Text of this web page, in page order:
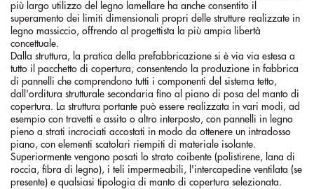
più largo utilizzo del legno lamellare ha anche consentito il
superamento dei limiti dimensionali propri delle strutture realizzate in
legno massiccio, offrendo al progettista la più ampia libertà
concettuale.
Dalla struttura, la pratica della prefabbricazione si è via via estesa a
tutto il pacchetto di copertura, consentendo la produzione in fabbrica
di pannelli che comprendono tutti i componenti del sistema tetto,
dall'orditura strutturale secondaria fino al piano di posa del manto di
copertura. La struttura portante può essere realizzata in vari modi, ad
esempio con travetti e assito o altro interposto, con pannelli in legno
pieno a strati incrociati accostati in modo da ottenere un intradosso
piano, con elementi scatolari riempiti di materiale isolante.
Superiormente vengono posati lo strato coibente (polistirene, lana di
roccia, fibra di legno), i teli impermeabili, l'intercapedine ventilata (se
presente) e qualsiasi tipologia di manto di copertura selezionata.